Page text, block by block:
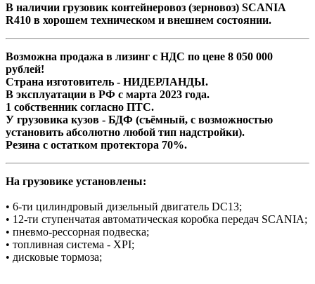
В наличии грузовик контейнеровоз (зерновоз) SCANIA
R410 в хорошем техническом и внешнем состоянии.
Возможна продажа в лизинг с НДС по цене 8 050 000
рублей!
Страна изготовитель - НИДЕРЛАНДЫ.
В эксплуатации в РФ с марта 2023 года.
1 собственник согласно ПТС.
У грузовика кузов - БДФ (съёмный, с возможностью
установить абсолютно любой тип надстройки).
Резина с остатком протектора 70%.
На грузовике установлены:
• 6-ти цилиндровый дизельный двигатель DC13;
• 12-ти ступенчатая автоматическая коробка передач SCANIA;
• пневмо-рессорная подвеска;
• топливная система - XPI;
• дисковые тормоза;